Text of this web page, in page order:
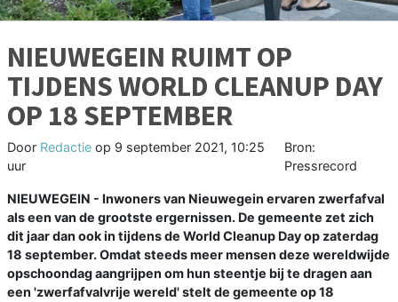
NIEUWEGEIN RUIMT OP
TIJDENS WORLD CLEANUP DAY
OP 18 SEPTEMBER
Door Redactie op 9 september 2021, 10:25
uur
Bron:
Pressrecord
NIEUWEGEIN - Inwoners van Nieuwegein ervaren zwerfafval
als een van de grootste ergernissen. De gemeente zet zich
dit jaar dan ook in tijdens de World Cleanup Day op zaterdag
18 september. Omdat steeds meer mensen deze wereldwijde
opschoondag aangrijpen om hun steentje bij te dragen aan
een 'zwerfafvalvrije wereld' stelt de gemeente op 18